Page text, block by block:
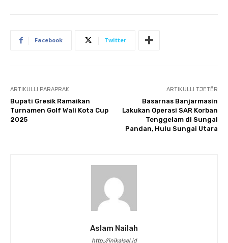
Facebook Twitter
ARTIKULLI PARAPRAK
Bupati Gresik Ramaikan
Turnamen Golf Wali Kota Cup
2025
ARTIKULLI TJETËR
Basarnas Banjarmasin
Lakukan Operasi SAR Korban
Tenggelam di Sungai
Pandan, Hulu Sungai Utara
Aslam Nailah
http://inikalsel.id